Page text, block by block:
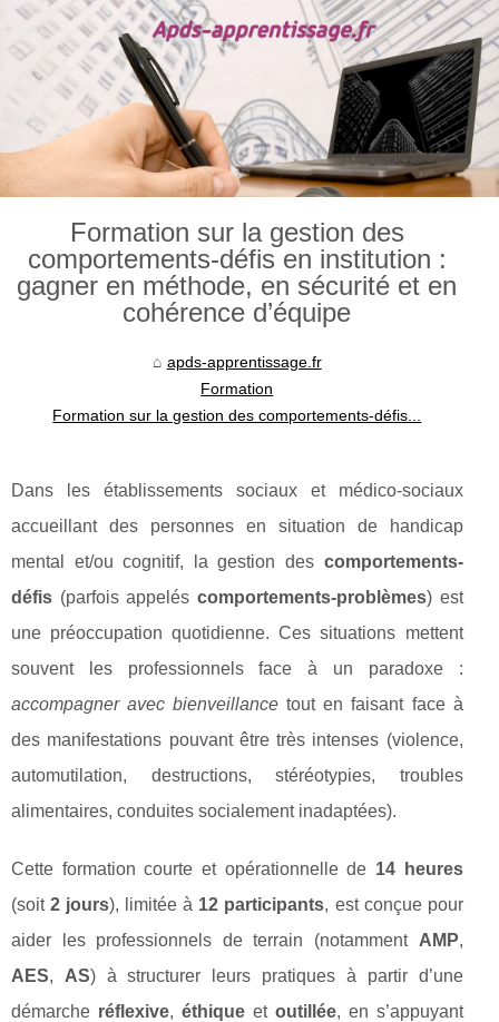
Formation sur la gestion des
comportements-défis en institution :
gagner en méthode, en sécurité et en
cohérence d’équipe
apds-apprentissage.fr
Formation
Formation sur la gestion des comportements-défis...
Dans les établissements sociaux et médico-sociaux
accueillant des personnes en situation de handicap
mental et/ou cognitif, la gestion des comportements-
défis (parfois appelés comportements-problèmes) est
une préoccupation quotidienne. Ces situations mettent
souvent les professionnels face à un paradoxe :
accompagner avec bienveillance tout en faisant face à
des manifestations pouvant être très intenses (violence,
automutilation, destructions, stéréotypies, troubles
alimentaires, conduites socialement inadaptées).
Cette formation courte et opérationnelle de 14 heures
(soit2 jours), limitée à 12 participants, est conçue pour
aider les professionnels de terrain (notamment AMP,
AES, AS) à structurer leurs pratiques à partir d’une
démarche réflexive, éthiqueet outillée, en s’appuyant